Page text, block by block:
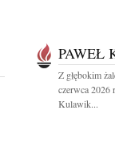
PAWEŁ
Z głębokim
czerwca 2026
Kulawik...